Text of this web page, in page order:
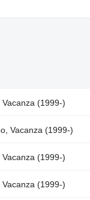
(1999-)
Vacanza (1999-)
(1999-)
(1999-)